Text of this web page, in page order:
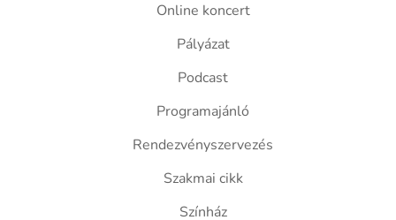
Online koncert
Pályázat
Podcast
Programajánló
Rendezvényszervezés
Szakmai cikk
Színház